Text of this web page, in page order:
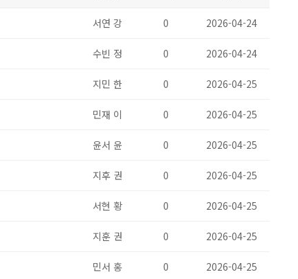
서연 강 0 2026-04-24
수빈 정 0 2026-04-24
지민 한 0 2026-04-25
민재 이 0 2026-04-25
윤서 윤 0 2026-04-25
지후 권 0 2026-04-25
서현 황 0 2026-04-25
지훈 권 0 2026-04-25
민서 홍 0 2026-04-25